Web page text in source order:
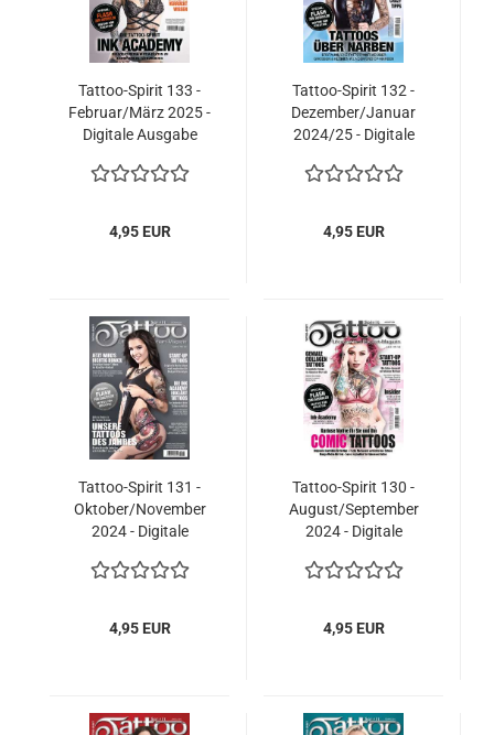
Tattoo-Spirit 133 -
Februar/März 2025 -
Digitale Ausgabe
4,95 EUR
Tattoo-Spirit 132 -
Dezember/Januar
2024/25 - Digitale
4,95 EUR
Tattoo-Spirit 131 -
Oktober/November
2024 - Digitale
4,95 EUR
Tattoo-Spirit 130 -
August/September
2024 - Digitale
4,95 EUR